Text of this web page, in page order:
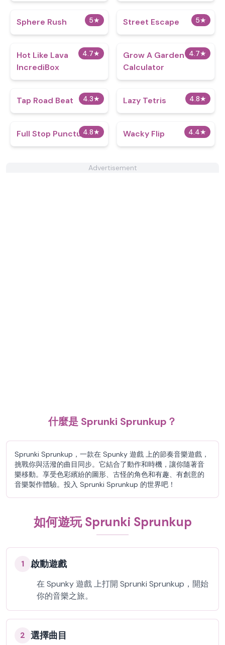
5★
Sphere Rush 5★
Street Escape
4.7★
Hot Like Lava
IncrediBox
4.7★
Grow A Garden
Calculator​
4.3★
Tap Road Beat 4.8★
Lazy Tetris
4.8★
Full Stop Punctuation 4.4★
Wacky Flip
Advertisement
什麼是 Sprunki Sprunkup？
Sprunki Sprunkup，一款在 Spunky 遊戲 上的節奏音樂遊戲，
挑戰你與活潑的曲目同步。它結合了動作和時機，讓你隨著音
樂移動。享受色彩繽紛的圖形、古怪的角色和有趣、有創意的
音樂製作體驗。投入 Sprunki Sprunkup 的世界吧！
如何遊玩 Sprunki Sprunkup
1 啟動遊戲
在 Spunky 遊戲 上打開 Sprunki Sprunkup，開始
你的音樂之旅。
2 選擇曲目